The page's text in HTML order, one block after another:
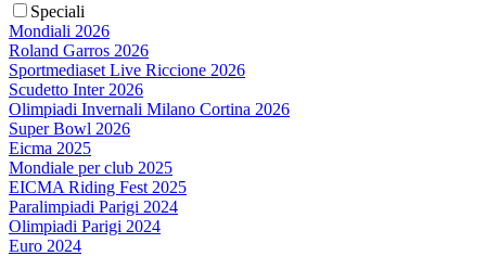
Speciali
Mondiali 2026
Roland Garros 2026
Sportmediaset Live Riccione 2026
Scudetto Inter 2026
Olimpiadi Invernali Milano Cortina 2026
Super Bowl 2026
Eicma 2025
Mondiale per club 2025
EICMA Riding Fest 2025
Paralimpiadi Parigi 2024
Olimpiadi Parigi 2024
Euro 2024